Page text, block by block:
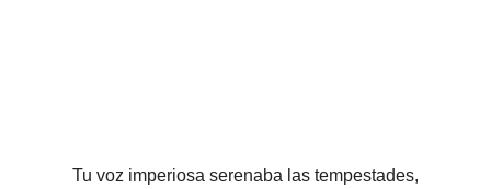
Tu voz imperiosa serenaba las tempestades,